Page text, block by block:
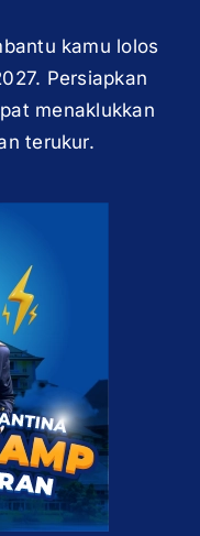
kamu lolos
Persiapkan
menaklukkan
terukur.